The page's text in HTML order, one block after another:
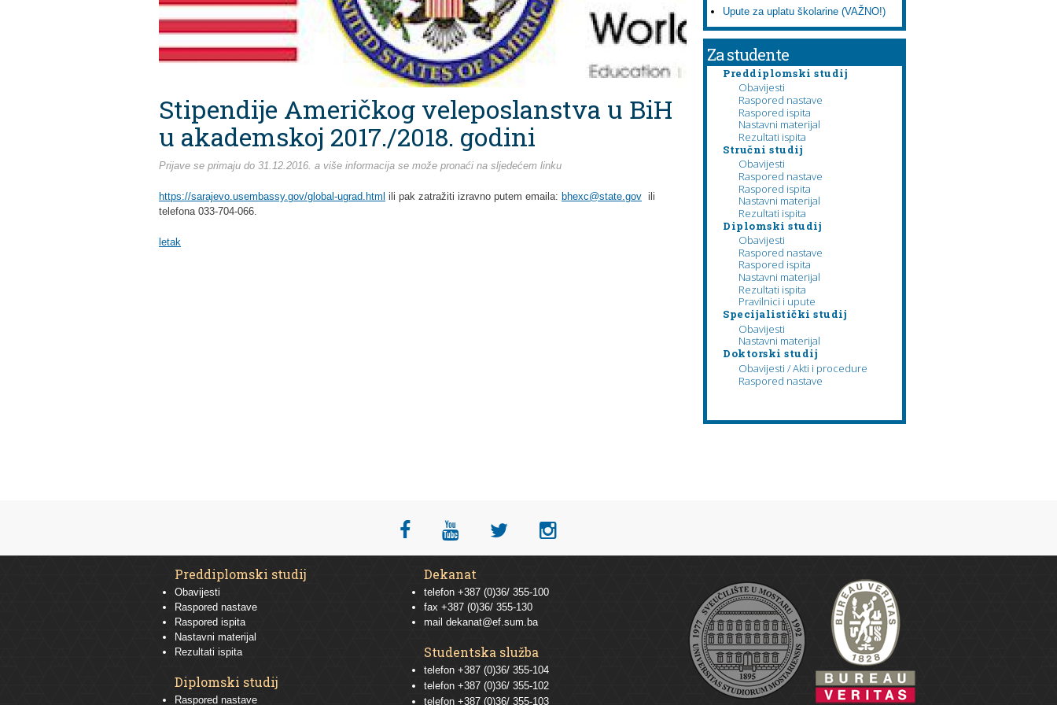
Stipendije Američkog veleposlanstva u BiH
u akademskoj 2017./2018. godini
Prijave se primaju do 31.12.2016. a više informacija se može pronaći na sljedećem linku
https://sarajevo.usembassy.gov/global-ugrad.html ili pak zatražiti izravno putem emaila: bhexc@state.gov ili
telefona 033-704-066.
letak
Upute za uplatu školarine (VAŽNO!)
Za studente
Preddiplomski studij
Obavijesti
Raspored nastave
Raspored ispita
Nastavni materijal
Rezultati ispita
Stručni studij
Obavijesti
Raspored nastave
Raspored ispita
Nastavni materijal
Rezultati ispita
Diplomski studij
Obavijesti
Raspored nastave
Raspored ispita
Nastavni materijal
Rezultati ispita
Pravilnici i upute
Specijalistički studij
Obavijesti
Nastavni materijal
Doktorski studij
Obavijesti / Akti i procedure
Raspored nastave
Preddiplomski studij
Obavijesti
Raspored nastave
Raspored ispita
Nastavni materijal
Rezultati ispita
Diplomski studij
Raspored nastave
Dekanat
telefon +387 (0)36/ 355-100
fax +387 (0)36/ 355-130
mail dekanat@ef.sum.ba
Studentska služba
telefon +387 (0)36/ 355-104
telefon +387 (0)36/ 355-102
telefon +387 (0)36/ 355-103